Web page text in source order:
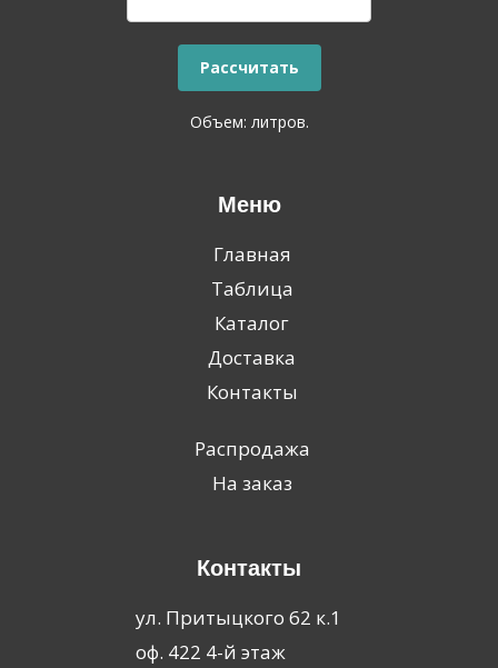
Объем: литров.
Меню
Главная
Таблица
Каталог
Доставка
Контакты
Распродажа
На заказ
Контакты
ул. Притыцкого 62 к.1
оф. 422 4-й этаж